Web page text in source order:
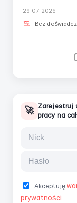
возможность. Рост рынка: Объём торгов на
29-07-2026
Bez
🚀
Zarejestruj
pracy na
Akceptuję
prywatności